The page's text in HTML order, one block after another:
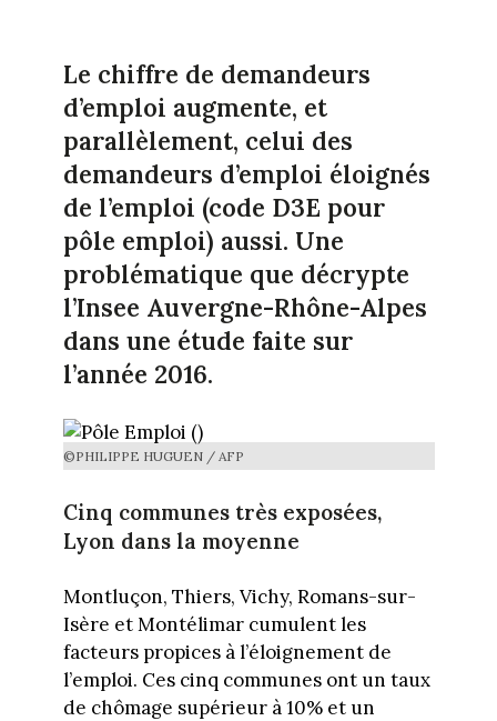
Le chiffre de demandeurs
d’emploi augmente, et
parallèlement, celui des
demandeurs d’emploi éloignés
de l’emploi (code D3E pour
pôle emploi) aussi. Une
problématique que décrypte
l’Insee Auvergne-Rhône-Alpes
dans une étude faite sur
l’année 2016.
©PHILIPPE HUGUEN / AFP
Cinq communes très exposées,
Lyon dans la moyenne
Montluçon, Thiers, Vichy, Romans-sur-
Isère et Montélimar cumulent les
facteurs propices à l’éloignement de
l’emploi. Ces cinq communes ont un taux
de chômage supérieur à 10% et un